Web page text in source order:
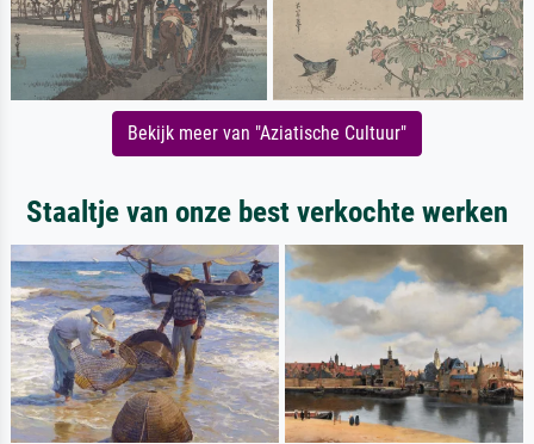
Bekijk meer van "Aziatische Cultuur"
Staaltje van onze best verkochte werken